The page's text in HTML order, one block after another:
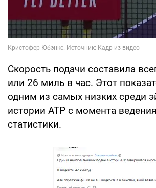
Скорость подачи составила
или 26 миль в час. Этот
одним из самых низких среди
истории ATP с момента
статистики.